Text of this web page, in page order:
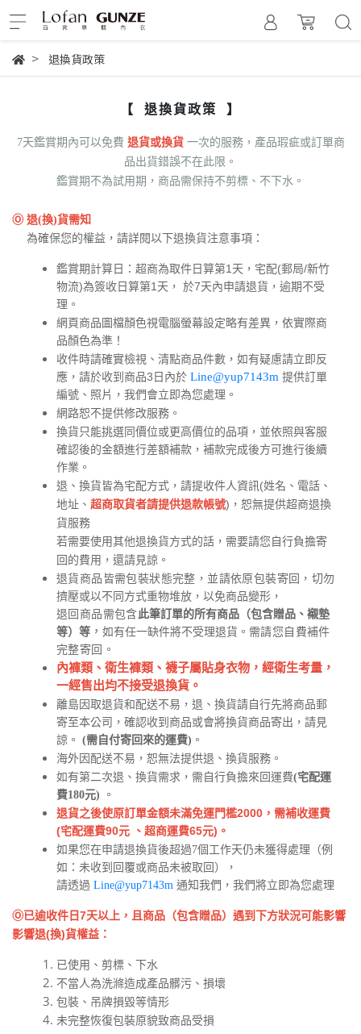
退換貨政策
【 退換貨政策 】
7天鑑賞期內可以免費 退貨或換貨 一次的服務，產品瑕疵或訂單商
品出貨錯誤不在此限。
鑑賞期不為試用期，商品需保持不剪標、不下水。
Ⓞ 退(換)貨需知
為確保您的權益，請詳閱以下退換貨注意事項：
鑑賞期計算日：超商為取件日算第1天，宅配(郵局/新竹
物流)為簽收日算第1天， 於7天內申請退貨，逾期不受
理。
網頁商品圖檔顏色視電腦螢幕設定略有差異，依實際商
品顏色為準！
收件時請確實檢視、清點商品件數，如有疑慮請立即反
應，請於收到商品3日內於 Line@yup7143m 提供訂單
編號、照片，我們會立即為您處理。
網路恕不提供修改服務。
換貨只能挑選同價位或更高價位的品項，並依照與客服
確認後的金額進行差額補款，補款完成後方可進行後續
作業。
退、換貨皆為宅配方式，請提收件人資訊(姓名、電話、
地址、 超商取貨者請提供退款帳號)，恕無提供超商退換
貨服務
若需要使用其他退換貨方式的話，需要請您自行負擔寄
回的費用，還請見諒。
退貨商品皆需包裝狀態完整，並請依原包裝寄回， 切勿
擠壓或以不同方式重物堆放，以免商品變形，
退回商品需包含此筆訂單的所有商品（包含贈品、襯墊
等）等 ， 如有任一缺件將不受理退貨。 需請您自費補件
完整寄回。
內褲類、衛生褲類、襪子屬貼身衣物，經衛生考量，
一經售出均不接受退換貨。
離島因取退貨和配送不易，退、換貨請自行先將商品郵
寄至本公司，確認收到商品或會將換貨商品寄出，請見
諒。 (需自付寄回來的運費) 。
海外因配送不易，恕無法提供退、換貨服務。
如有第二次退、換貨需求，需自行負擔來回運費(宅配運
費180元)
。
退貨之後使原訂單金額未滿免運門檻2000，需補收運費
(宅配運費90元 、超商運費65元)。
如果您在申請退換貨後超過7個工作天仍未獲得處理（例
如：未收到回覆或商品未被取回），
請透過 Line@yup7143m 通知我們，我們將立即為您處理
Ⓞ已逾收件日7天以上，且商品（包含贈品）遇到下方狀況可能影響
影響退(換)貨權益：
已使用、剪標、下水
不當人為洗滌造成產品髒污、損壞
包裝、吊牌損毀等情形
未完整恢復包裝原貌致商品受損